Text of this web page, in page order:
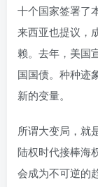
十个国家签署了
来西亚也提议，
赖。去年，美国
国国债。种种迹
新的变量。
所谓大变局，就
陆权时代接棒海
会成为不可逆的